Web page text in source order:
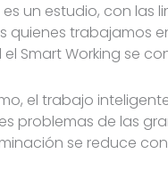
es un estudio, con
quienes trabajamos
el Smart Working se
el trabajo
problemas de las
se reduce